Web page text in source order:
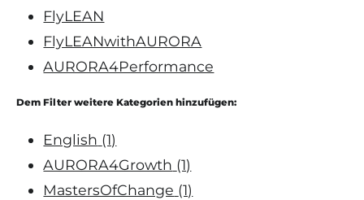
FlyLEAN
FlyLEANwithAURORA
AURORA4Performance
Dem Filter weitere Kategorien hinzufügen:
English (1)
AURORA4Growth (1)
MastersOfChange (1)